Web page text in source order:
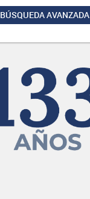
BÚSQUEDA AVANZADA